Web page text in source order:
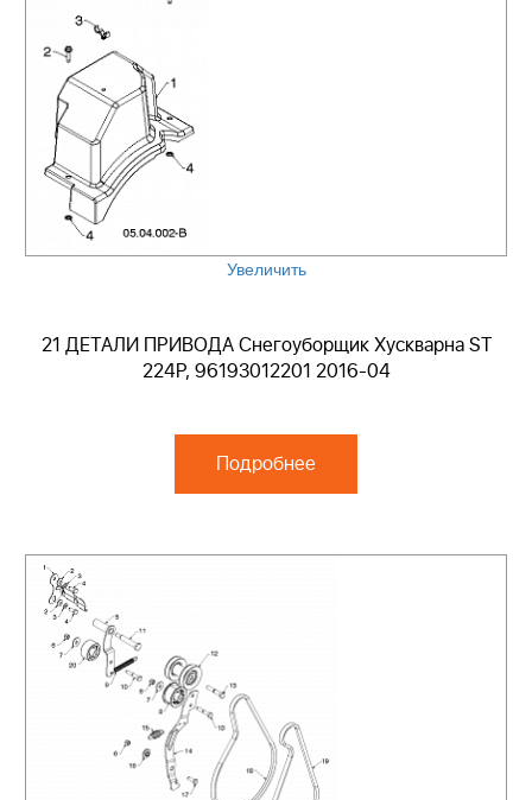
Увеличить
21 ДЕТАЛИ ПРИВОДА Снегоуборщик Хускварна ST
224P, 96193012201 2016-04
Подробнее